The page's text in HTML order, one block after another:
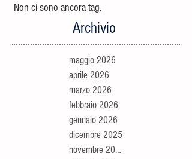
Non ci sono ancora tag.
Archivio
maggio 2026
aprile 2026
marzo 2026
febbraio 2026
gennaio 2026
dicembre 2025
novembre 2025